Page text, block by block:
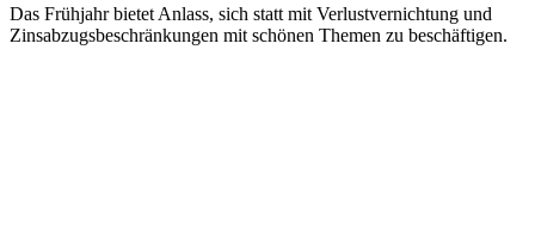
Das Frühjahr bietet Anlass, sich statt mit Verlustvernichtung und
Zinsabzugsbeschränkungen mit schönen Themen zu beschäftigen.